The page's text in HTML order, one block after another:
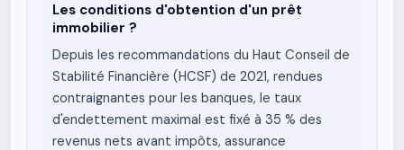
Les conditions d'obtention d'un prêt
immobilier ?
Depuis les recommandations du Haut Conseil de
Stabilité Financière (HCSF) de 2021, rendues
contraignantes pour les banques, le taux
d'endettement maximal est fixé à 35 % des
revenus nets avant impôts, assurance